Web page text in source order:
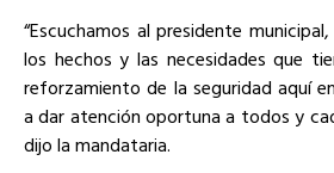
“Escuchamos al presidente
los hechos y las necesidades que
reforzamiento de la seguridad aquí
a dar atención oportuna a todos y
dijo la mandataria.